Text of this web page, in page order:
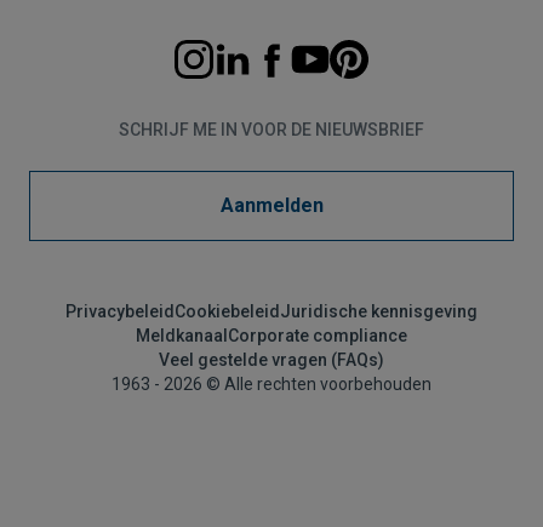
SCHRIJF ME IN VOOR DE NIEUWSBRIEF
Aanmelden
Privacybeleid Cookiebeleid Juridische kennisgeving
Meldkanaal Corporate compliance
Veel gestelde vragen (FAQs)
1963 - 2026 © Alle rechten voorbehouden